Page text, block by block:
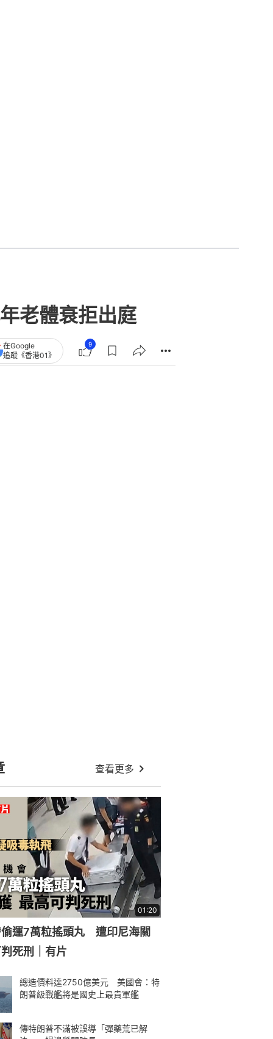
老體衰拒出庭
在Google
追蹤《香港01》
9
查看更多
01:20
運7萬粒搖頭丸 遭印尼海關
死刑｜有片
總造價料達2750億美元 美國會：特
朗普級戰艦將是國史上最貴軍艦
傳特朗普不滿被誤導「彈藥荒已解